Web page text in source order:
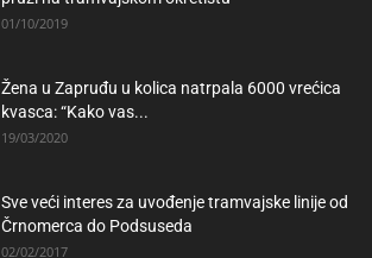
01/10/2019
Žena u Zapruđu u kolica natrpala 6000 vrećica
kvasca: “Kako vas...
19/03/2020
Sve veći interes za uvođenje tramvajske linije od
Črnomerca do Podsuseda
02/02/2017